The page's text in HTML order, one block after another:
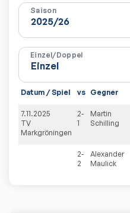
Saison
Einzel/Doppel
Datum / Spiel vs Gegner
7.11.2025
TV
Markgröningen
2-
1
Martin
Schilling
2-
2
Alexander
Maulick